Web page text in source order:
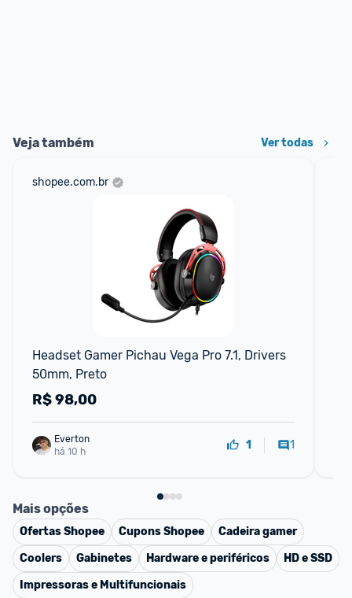
Veja também Ver todas
shopee.com.br
Headset Gamer Pichau Vega Pro 7.1, Drivers
50mm, Preto
R$98,00
Everton
há 10 h
1 1
Mais opções
OfertasShopee CuponsShopee
Cadeira gamer
Coolers
Gabinetes Hardware e periféricos
HD e SSD
Impressoras e Multifuncionais